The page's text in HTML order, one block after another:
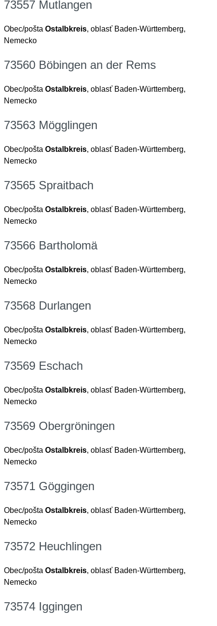
73557 Mutlangen
Obec/pošta Ostalbkreis, oblasť Baden-Württemberg,
Nemecko
73560 Böbingen an der Rems
Obec/pošta Ostalbkreis, oblasť Baden-Württemberg,
Nemecko
73563 Mögglingen
Obec/pošta Ostalbkreis, oblasť Baden-Württemberg,
Nemecko
73565 Spraitbach
Obec/pošta Ostalbkreis, oblasť Baden-Württemberg,
Nemecko
73566 Bartholomä
Obec/pošta Ostalbkreis, oblasť Baden-Württemberg,
Nemecko
73568 Durlangen
Obec/pošta Ostalbkreis, oblasť Baden-Württemberg,
Nemecko
73569 Eschach
Obec/pošta Ostalbkreis, oblasť Baden-Württemberg,
Nemecko
73569 Obergröningen
Obec/pošta Ostalbkreis, oblasť Baden-Württemberg,
Nemecko
73571 Göggingen
Obec/pošta Ostalbkreis, oblasť Baden-Württemberg,
Nemecko
73572 Heuchlingen
Obec/pošta Ostalbkreis, oblasť Baden-Württemberg,
Nemecko
73574 Iggingen